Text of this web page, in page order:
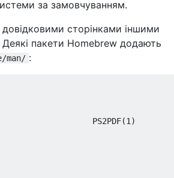
за замовчуванням.
сторінками іншими
пакети Homebrew додають
man/ :
PS2PDF
(1 )